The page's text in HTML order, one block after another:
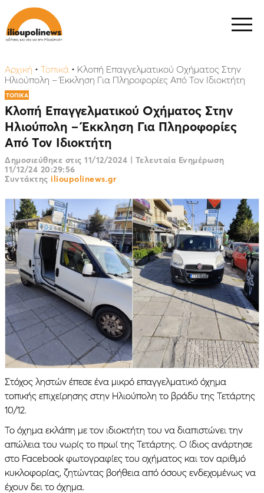
Αρχική • Τοπικά • Κλοπή Επαγγελματικού Οχήματος Στην
Ηλιούπολη – Έκκληση Για Πληροφορίες Από Τον Ιδιοκτήτη
ΤΟΠΙΚΑ
Κλοπή Επαγγελματικού Οχήματος Στην
Ηλιούπολη – Έκκληση Για Πληροφορίες
Από Τον Ιδιοκτήτη
Δημοσιεύθηκε στις 11/12/2024 | Τελευταία Ενημέρωση
11/12/24 20:29:56
Συντάκτης ilioupolinews.gr
Στόχος ληστών έπεσε ένα μικρό επαγγελματικό όχημα
τοπικής επιχείρησης στην Ηλιούπολη το βράδυ της Τετάρτης
10/12.
Το όχημα εκλάπη με τον ιδιοκτήτη του να διαπιστώνει την
απώλεια του νωρίς το πρωί της Τετάρτης. Ο ίδιος ανάρτησε
στο Facebook φωτογραφίες του οχήματος και τον αριθμό
κυκλοφορίας, ζητώντας βοήθεια από όσους ενδεχομένως να
έχουν δει το όχημα.